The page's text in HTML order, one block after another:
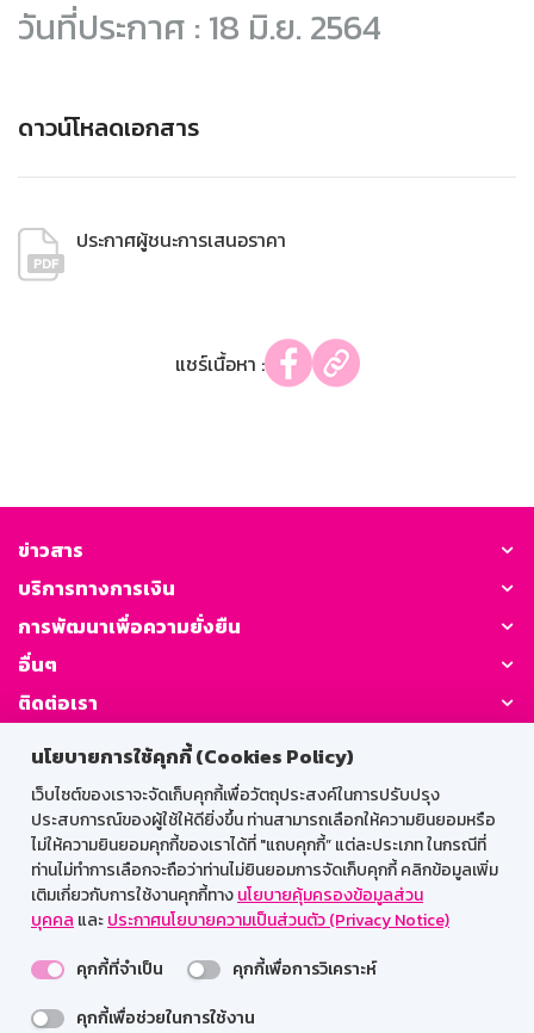
นโยบายการใช้คุกกี้ (Cookies Policy)
เว็บไซต์ของเราจะจัดเก็บคุกกี้เพื่อวัตถุประสงค์ในการปรับปรุง
ประสบการณ์ของผู้ใช้ให้ดียิ่งขึ้น ท่านสามารถเลือกให้ความยินยอมหรือ
ไม่ให้ความยินยอมคุกกี้ของเราได้ที่ "แถบคุกกี้” แต่ละประเภท ในกรณีที่
ท่านไม่ทำการเลือกจะถือว่าท่านไม่ยินยอมการจัดเก็บคุกกี้ คลิกข้อมูลเพิ่ม
เติมเกี่ยวกับการใช้งานคุกกี้ทางนโยบายคุ้มครองข้อมูลส่วน
บุคคล และประกาศนโยบายความเป็นส่วนตัว (Privacy Notice)
คุกกี้ที่จำเป็น
คุกกี้เพื่อการวิเคราะห์
คุกกี้เพื่อช่วยในการใช้งาน
วันที่ประกาศ : 18 มิ.ย. 2564
ดาวน์โหลดเอกสาร
ประกาศผู้ชนะการเสนอราคา
แชร์เนื้อหา :
ข่าวสาร
บริการทางการเงิน
การพัฒนาเพื่อความยั่งยืน
อื่นๆ
ติดต่อเรา
GSB Society:
สำหรับพนักงาน
Web HR
GSB Wisdom
M-Search
เข้าสู่ระบบเน็ตเมล